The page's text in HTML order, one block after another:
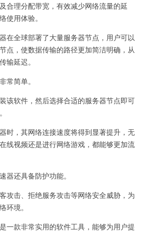
理分配带宽，有效减少网络流量的延
使用体验。
全球部署了大量服务器节点，用户可以
点，使数据传输的路径更加简洁明确，从
输延迟。
简单。
软件，然后选择合适的服务器节点即可
，其网络连接速度将得到显著提升，无
线视频还是进行网络游戏，都能够更加流
还具备防护功能。
击、拒绝服务攻击等网络安全威胁，为
环境。
款非常实用的软件工具，能够为用户提